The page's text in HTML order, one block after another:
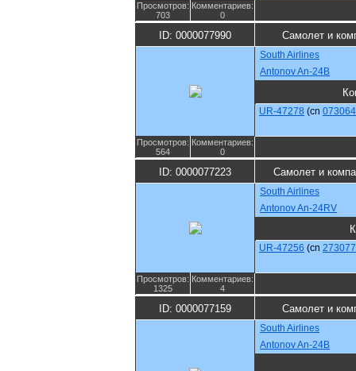
Просмотров:
703
Комментариев:
0
ID: 0000077990 Самолет и
South Airlines
Antonov An-24B
UR-47278 (cn
Просмотров:
564
Комментариев:
0
ID: 0000077223 Самолет и
South Airlines
Antonov An-24RV
UR-47256 (cn
Просмотров:
1325
Комментариев:
4
ID: 0000077159 Самолет и
South Airlines
Antonov An-24B